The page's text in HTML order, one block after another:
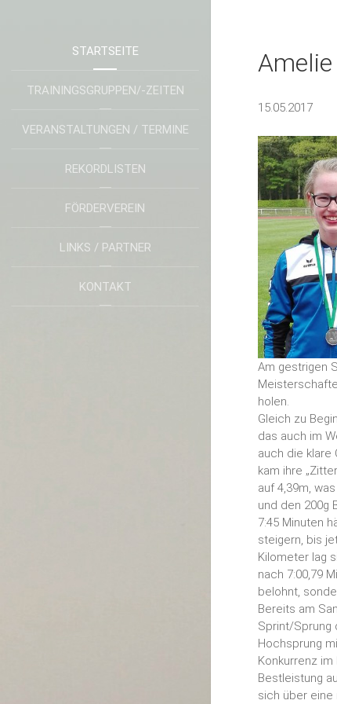
STARTSEITE
TRAININGSGRUPPEN/-ZEITEN
VERANSTALTUNGEN / TERMINE
REKORDLISTEN
FÖRDERVEREIN
LINKS / PARTNER
KONTAKT
15.05.2017
Am gestrigen
holen.
Gleich zu
das auch im
auch die klare
kam ihre
auf 4,39m,
und den 200g
7:45 Minuten
steigern, bis
Kilometer lag
nach 7:00,79
belohnt,
Bereits am
Sprint/Sprung
Hochsprung
Konkurrenz
Bestleistung
sich über eine